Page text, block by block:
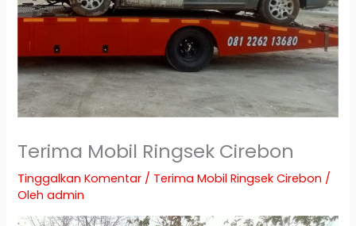
Terima Mobil Ringsek Cirebon
Tinggalkan Komentar / Terima Mobil Ringsek Cirebon /
Olehadmin